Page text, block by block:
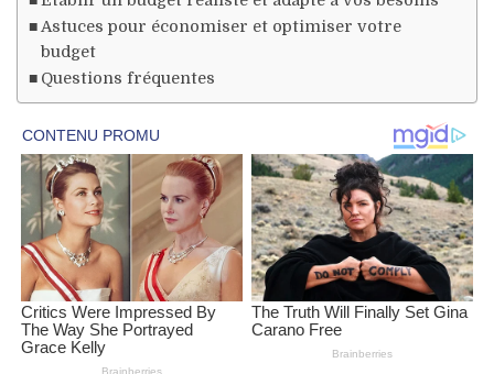
Astuces pour économiser et optimiser votre
budget
Questions fréquentes